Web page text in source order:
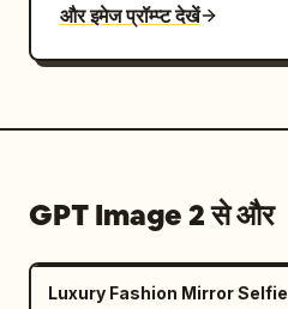
और इमेज प्रॉम्प्ट देखें
GPT Image 2 से और
Luxury Fashion Mirror Selfie